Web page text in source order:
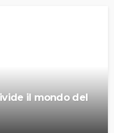
il mondo del